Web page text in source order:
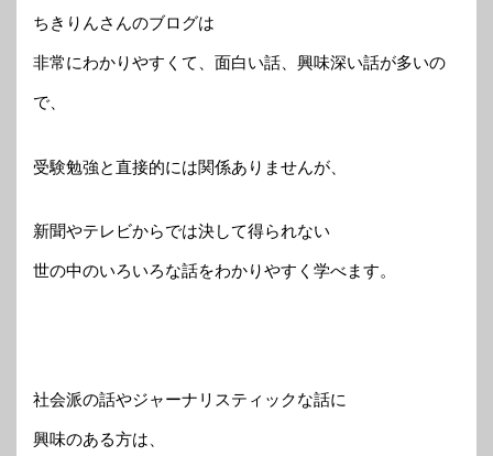
ちきりんさんのブログは
非常にわかりやすくて、面白い話、興味深い話が多いの
で、
受験勉強と直接的には関係ありませんが、
新聞やテレビからでは決して得られない
世の中のいろいろな話をわかりやすく学べます。
社会派の話やジャーナリスティックな話に
興味のある方は、